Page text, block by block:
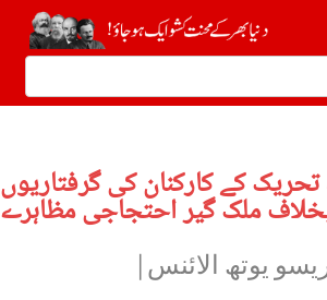
کے کارکنان کی گرفتاریوں
ملک گیر احتجاجی مظاہرے
یوتھ الائنس|